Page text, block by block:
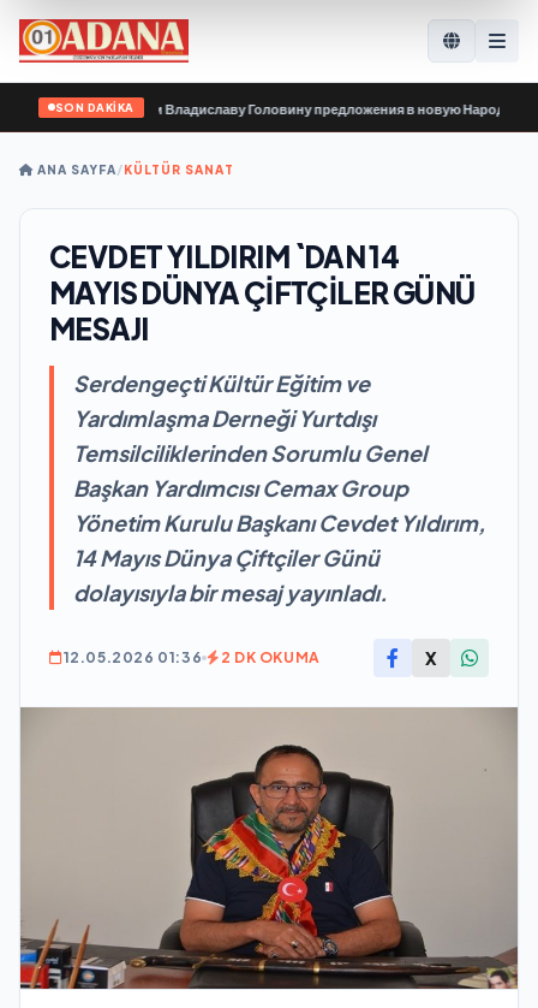
SON DAKİKA
передали Владиславу Головину предложения в новую Народную
ANA SAYFA/KÜLTÜR SANAT
CEVDET YILDIRIM `DAN 14
MAYIS DÜNYA ÇİFTÇİLER GÜNÜ
MESAJI
Serdengeçti Kültür Eğitim ve
Yardımlaşma Derneği Yurtdışı
Temsilciliklerinden Sorumlu Genel
Başkan Yardımcısı Cemax Group
Yönetim Kurulu Başkanı Cevdet Yıldırım,
14 Mayıs Dünya Çiftçiler Günü
dolayısıyla bir mesaj yayınladı.
12.05.2026 01:36 2 DK OKUMA X